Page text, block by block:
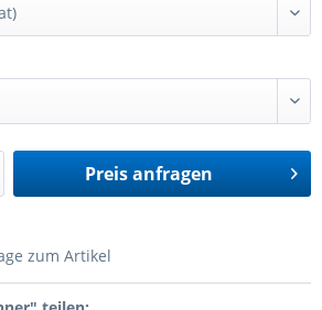
Preis anfragen
zum Artikel